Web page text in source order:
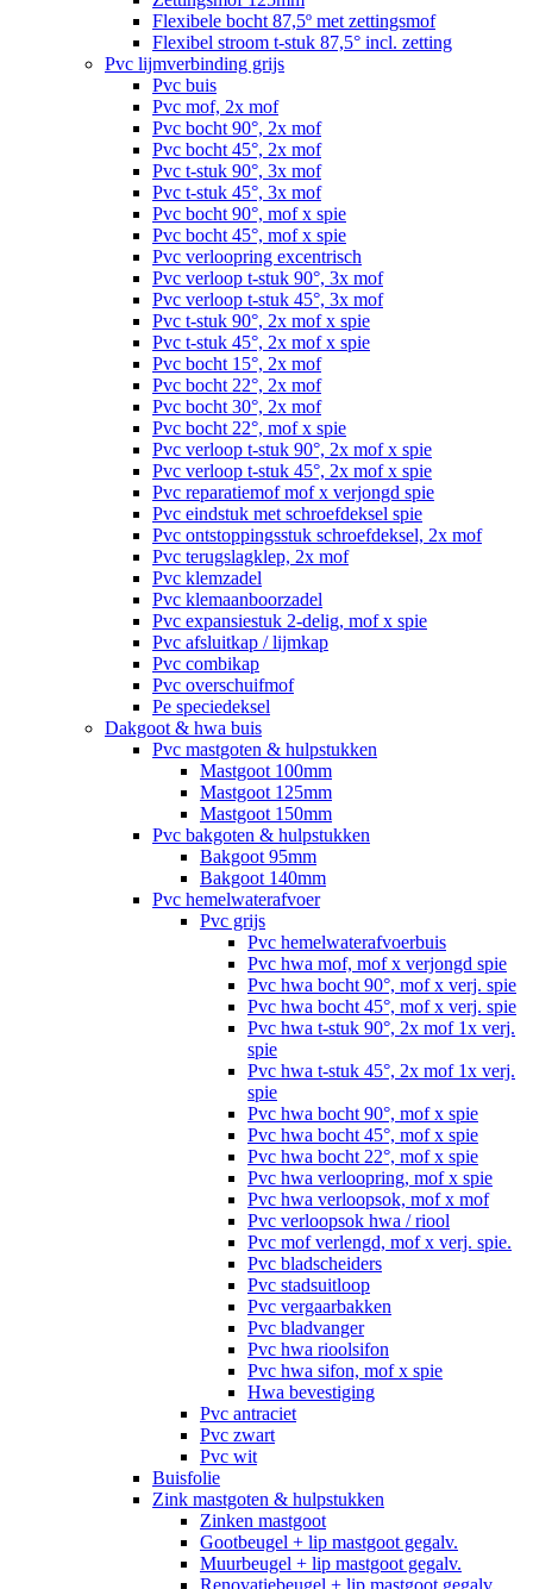
Flexibele bocht 87,5º met zettingsmof
Flexibel stroom t-stuk 87,5° incl. zetting
Pvc lijmverbinding grijs
Pvc buis
Pvc mof, 2x mof
Pvc bocht 90°, 2x mof
Pvc bocht 45°, 2x mof
Pvc t-stuk 90°, 3x mof
Pvc t-stuk 45°, 3x mof
Pvc bocht 90°, mof x spie
Pvc bocht 45°, mof x spie
Pvc verloopring excentrisch
Pvc verloop t-stuk 90°, 3x mof
Pvc verloop t-stuk 45°, 3x mof
Pvc t-stuk 90°, 2x mof x spie
Pvc t-stuk 45°, 2x mof x spie
Pvc bocht 15°, 2x mof
Pvc bocht 22°, 2x mof
Pvc bocht 30°, 2x mof
Pvc bocht 22°, mof x spie
Pvc verloop t-stuk 90°, 2x mof x spie
Pvc verloop t-stuk 45°, 2x mof x spie
Pvc reparatiemof mof x verjongd spie
Pvc eindstuk met schroefdeksel spie
Pvc ontstoppingsstuk schroefdeksel, 2x mof
Pvc terugslagklep, 2x mof
Pvc klemzadel
Pvc klemaanboorzadel
Pvc expansiestuk 2-delig, mof x spie
Pvc afsluitkap / lijmkap
Pvc combikap
Pvc overschuifmof
Pe speciedeksel
Dakgoot & hwa buis
Pvc mastgoten & hulpstukken
Mastgoot 100mm
Mastgoot 125mm
Mastgoot 150mm
Pvc bakgoten & hulpstukken
Bakgoot 95mm
Bakgoot 140mm
Pvc hemelwaterafvoer
Pvc grijs
Pvc hemelwaterafvoerbuis
Pvc hwa mof, mof x verjongd spie
Pvc hwa bocht 90°, mof x verj. spie
Pvc hwa bocht 45°, mof x verj. spie
Pvc hwa t-stuk 90°, 2x mof 1x verj.
spie
Pvc hwa t-stuk 45°, 2x mof 1x verj.
spie
Pvc hwa bocht 90°, mof x spie
Pvc hwa bocht 45°, mof x spie
Pvc hwa bocht 22°, mof x spie
Pvc hwa verloopring, mof x spie
Pvc hwa verloopsok, mof x mof
Pvc verloopsok hwa / riool
Pvc mof verlengd, mof x verj. spie.
Pvc bladscheiders
Pvc stadsuitloop
Pvc vergaarbakken
Pvc bladvanger
Pvc hwa rioolsifon
Pvc hwa sifon, mof x spie
Hwa bevestiging
Pvc antraciet
Pvc zwart
Pvc wit
Buisfolie
Zink mastgoten & hulpstukken
Zinken mastgoot
Gootbeugel + lip mastgoot gegalv.
Muurbeugel + lip mastgoot gegalv.
Renovatiebeugel + lip mastgoot gegalv.